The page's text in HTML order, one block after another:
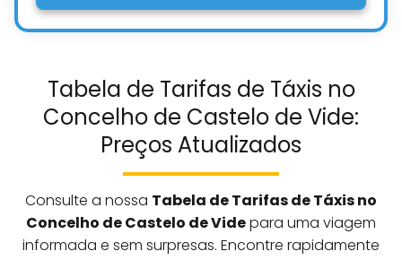
Tabela de Tarifas de Táxis no
Concelho de Castelo de Vide:
Preços Atualizados
Consulte a nossa Tabela de Tarifas de Táxis no
Concelho de Castelo de Videpara uma viagem
informada e sem surpresas. Encontre rapidamente